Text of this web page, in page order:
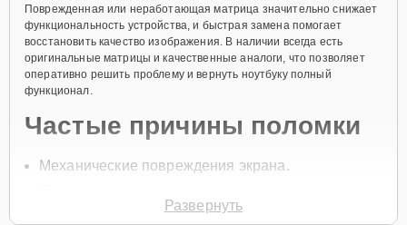
Поврежденная или неработающая матрица значительно снижает
функциональность устройства, и быстрая замена помогает
восстановить качество изображения. В наличии всегда есть
оригинальные матрицы и качественные аналоги, что позволяет
оперативно решить проблему и вернуть ноутбуку полный
функционал.
Частые причины поломки
Механические повреждения экрана.
Износ компонентов дисплея.
Развернуть